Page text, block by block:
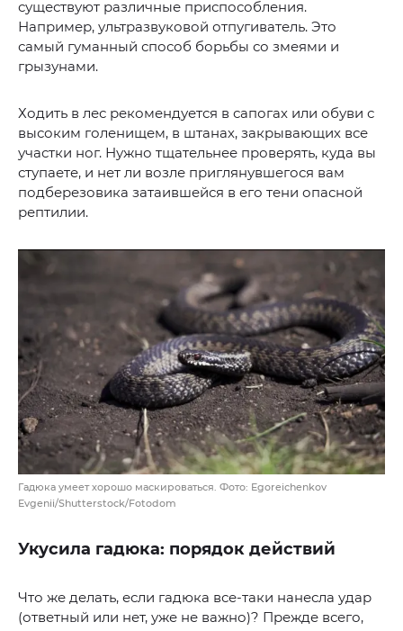
существуют различные приспособления.
Например, ультразвуковой отпугиватель. Это
самый гуманный способ борьбы со змеями и
грызунами.
Ходить в лес рекомендуется в сапогах или обуви с
высоким голенищем, в штанах, закрывающих все
участки ног. Нужно тщательнее проверять, куда вы
ступаете, и нет ли возле приглянувшегося вам
подберезовика затаившейся в его тени опасной
рептилии.
Гадюка умеет хорошо маскироваться. Фото: Egoreichenkov
Evgenii/Shutterstock/Fotodom
Укусила гадюка: порядок действий
Что же делать, если гадюка все-таки нанесла удар
(ответный или нет, уже не важно)? Прежде всего,